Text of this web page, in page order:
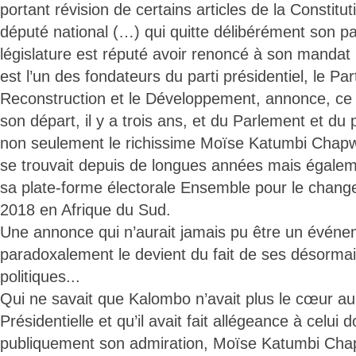
portant révision de certains articles de la
député national (…) qui quitte délibérément son
législature est réputé avoir renoncé à son
est l’un des fondateurs du parti présidentiel, le
Reconstruction et le Développement, annonce,
son départ, il y a trois ans, et du Parlement et du
non seulement le richissime Moïse Katumbi
se trouvait depuis de longues années mais
sa plate-forme électorale Ensemble pour le
2018 en Afrique du Sud.
Une annonce qui n’aurait jamais pu être un
paradoxalement le devient du fait de ses
politiques...
Qui ne savait que Kalombo n’avait plus le cœur
Présidentielle et qu’il avait fait allégeance à celui
publiquement son admiration, Moïse Katumbi